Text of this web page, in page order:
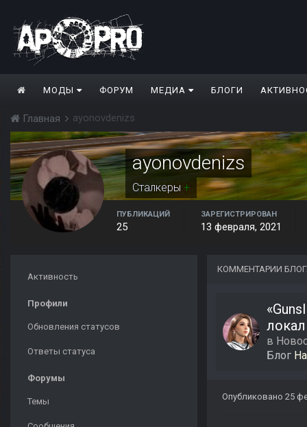
МОДЫ ФОРУМ МЕДИА БЛОГИ
Главная ayonovdenizs
ayonovdenizs
Сталкеры +
ПУБЛИКАЦИЙ
25
ЗАРЕГИСТРИРОВАН
13 февраля, 2021
Активность
Профили
Обновления статусов
Ответы статуса
Форумы
Темы
КОММЕНТАРИИ
в
Блог
Опубликовано 25